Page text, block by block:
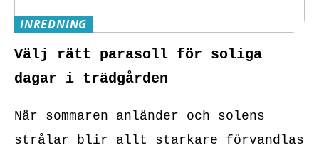
INREDNING
Välj rätt parasoll för soliga
dagar i trädgården
När sommaren anländer och solens
strålar blir allt starkare förvandlas